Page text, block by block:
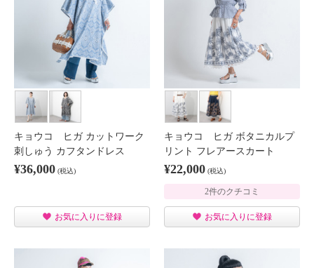
キョウコ ヒガ カットワーク
刺しゅう カフタンドレス
¥36,000 (税込)
お気に入りに登録
キョウコ ヒガ ボタニカルプ
リント フレアースカート
¥22,000 (税込)
2件のクチコミ
お気に入りに登録